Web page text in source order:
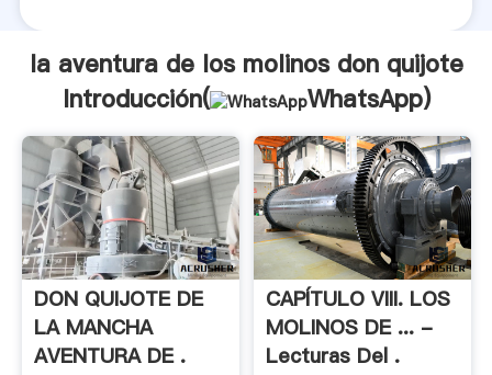
la aventura de los molinos don quijote
Introducción(
WhatsApp)
DON QUIJOTE DE
LA MANCHA
AVENTURA DE .
CAPÍTULO VIII. LOS
MOLINOS DE ... -
Lecturas Del .